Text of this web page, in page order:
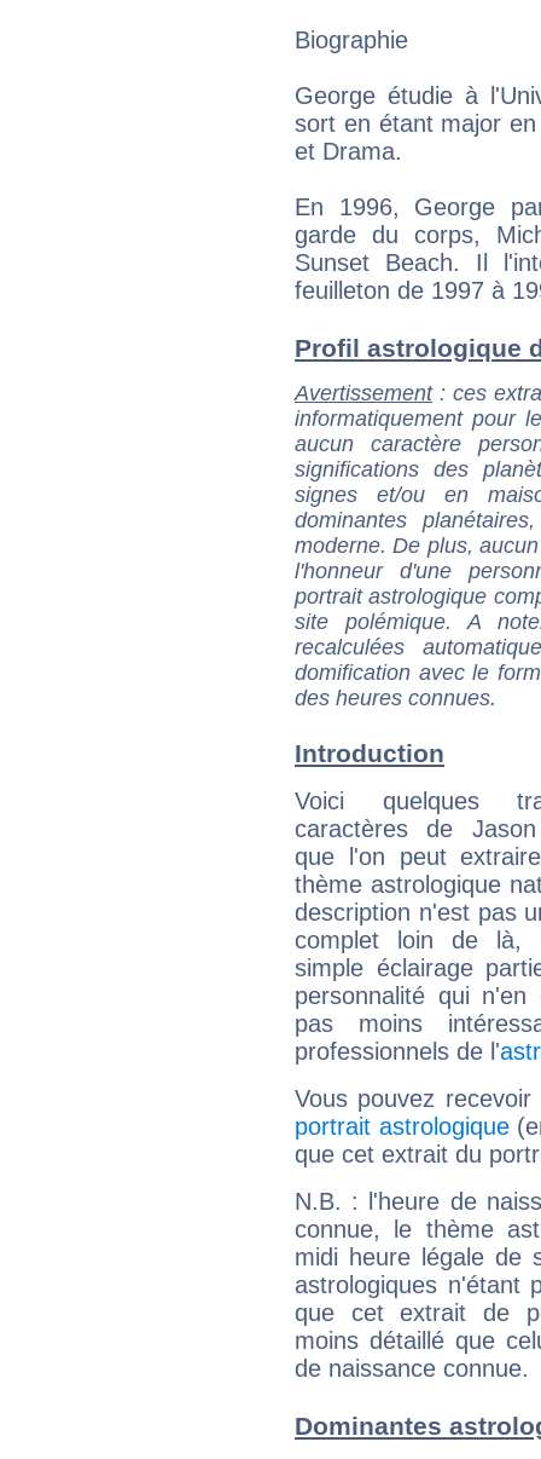
Biographie
George étudie à
sort en étant major
et Drama.
En 1996, George
garde du corps,
Sunset Beach. Il
feuilleton de 1997 à
Profil astrologique
Avertissement: ces
informatiquement pour
aucun caractère
significations des
signes et/ou en
dominantes
moderne. De plus,
l'honneur d'une
portrait astrologique
site polémique. A
recalculées
domification avec le
des heures connues.
Introduction
Voici quelques
caractères de
que l'on peut
thème astrologique
description n'est pas
complet loin de là,
simple éclairage
personnalité qui n'en
pas moins
professionnels de l'
Vous pouvez
portrait astrologique
que cet extrait du
N.B. : l'heure de
connue, le thème
midi heure légale de
astrologiques n'étant
que cet extrait de
moins détaillé que
de naissance connue.
Dominantes